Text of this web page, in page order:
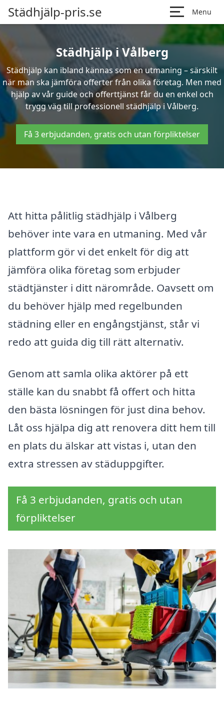
Städhjälp-pris.se Menu
Städhjälp i Vålberg
Städhjälp kan ibland kännas som en utmaning – särskilt
när man ska jämföra offerter från olika företag. Men med
hjälp av vår guide och offerttjänst får du en enkel och
trygg väg till professionell städhjälp i Vålberg.
Få 3 erbjudanden, gratis och utan förpliktelser
Att hitta pålitlig städhjälp i Vålberg
behöver inte vara en utmaning. Med vår
plattform gör vi det enkelt för dig att
jämföra olika företag som erbjuder
städtjänster i ditt närområde. Oavsett om
du behöver hjälp med regelbunden
städning eller en engångstjänst, står vi
redo att guida dig till rätt alternativ.
Genom att samla olika aktörer på ett
ställe kan du snabbt få offert och hitta
den bästa lösningen för just dina behov.
Låt oss hjälpa dig att renovera ditt hem till
en plats du älskar att vistas i, utan den
extra stressen av städuppgifter.
Få 3 erbjudanden, gratis och utan
förpliktelser